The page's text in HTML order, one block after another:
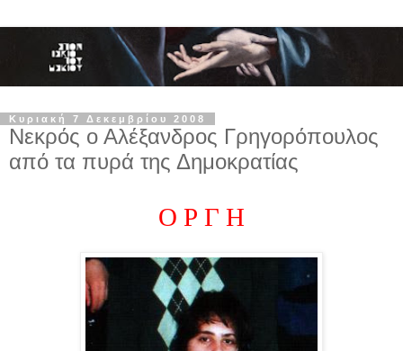
Κυριακή 7 Δεκεμβρίου 2008
Νεκρός ο Αλέξανδρος Γρηγορόπουλος
από τα πυρά της Δημοκρατίας
Ο Ρ Γ Η